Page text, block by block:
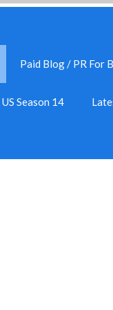
Paid Blog / PR For
Season 14